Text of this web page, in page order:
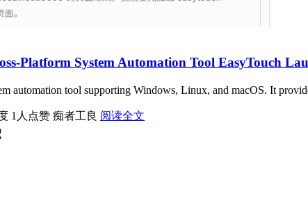
Platform System Automation Tool EasyTouch
automation tool supporting Windows, Linux, and macOS. It
1人点赞 痴者工良 阅读全文